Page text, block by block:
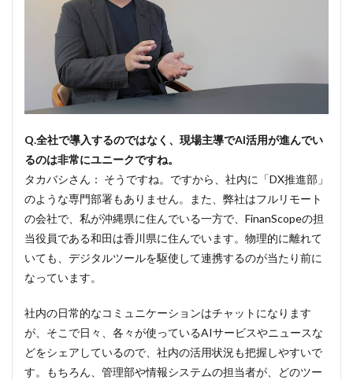
Q.全社で導入するのではなく、現場主導でAI活用が進んでい
るのは非常にユニークですね。
タカバシさん： そうですね。ですから、社内に「DX推進部」
のような専門部署もありません。また、弊社はフルリモート
の会社で、私が沖縄県に住んでいる一方で、FinanScopeの担
当役員である和田は香川県に住んでいます。物理的に離れて
いても、デジタルツールを駆使して連携するのが当たり前に
なっています。
社内の日常的なコミュニケーションはチャットになります
が、そこで日々、各々が使っているAIサービスやニュースな
どをシェアしているので、社内の活用状況も把握しやすいで
す。もちろん、管理部や情報システムの担当者が、どのツー